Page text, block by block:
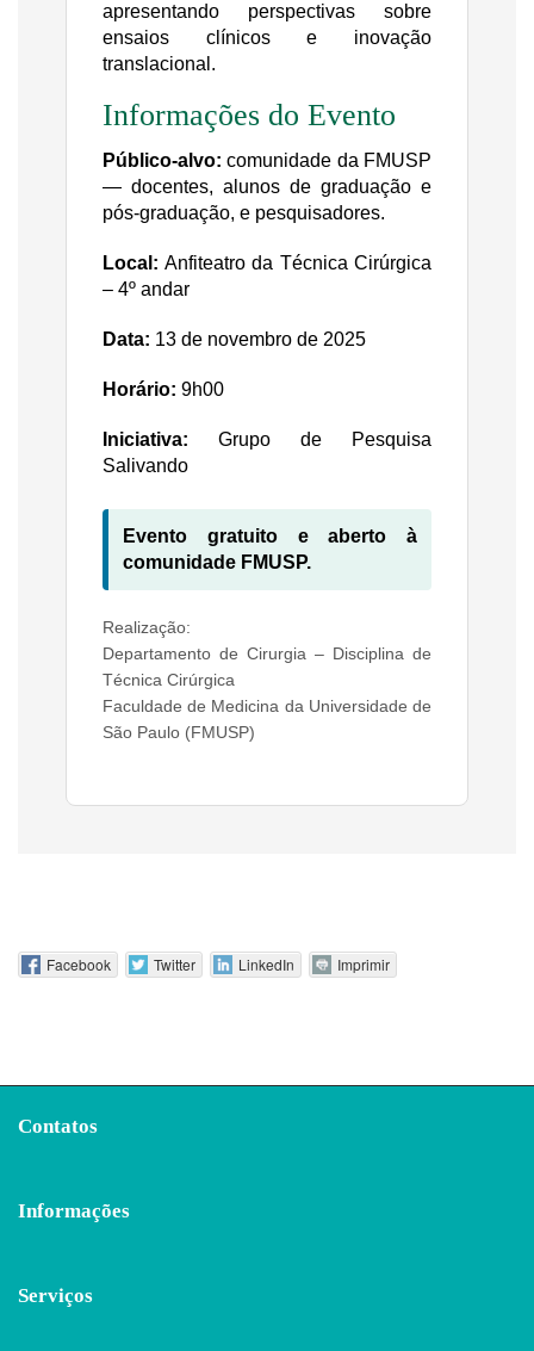
apresentando perspectivas sobre
ensaios clínicos e inovação
translacional.
Informações do Evento
Público-alvo: comunidade da FMUSP
— docentes, alunos de graduação e
pós-graduação, e pesquisadores.
Local: Anfiteatro da Técnica Cirúrgica
– 4º andar
Data: 13 de novembro de 2025
Horário: 9h00
Iniciativa: Grupo de Pesquisa
Salivando
Evento gratuito e aberto à
comunidade FMUSP.
Realização:
Departamento de Cirurgia – Disciplina de
Técnica Cirúrgica
Faculdade de Medicina da Universidade de
São Paulo (FMUSP)
Facebook Twitter LinkedIn Imprimir
Contatos
Informações
Serviços